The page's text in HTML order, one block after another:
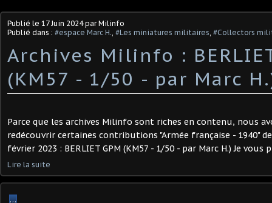
Publié le 17 Juin 2024par Milinfo
Publié dans : #espace Marc H., #Les miniatures militaires, #Collectors
Archives Milinfo :
(KM57 - 1/50 - par Marc
Parce que les archives Milinfo sont riches en contenu, nous
redécouvrir certaines contributions "Armée française - 1940"
février 2023 : BERLIET GPM (KM57 - 1/50 - par Marc H.) Je vous
Lire la suite
…